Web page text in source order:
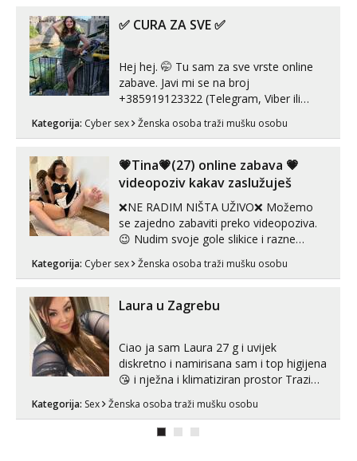
✅ CURA ZA SVE ✅
Hej hej. 🤭 Tu sam za sve vrste online
zabave. Javi mi se na broj
+385919123322 (Telegram, Viber ili
Whatsapp). 🤙 NE javljaj se na uzivo.
Hvala.
Kategorija: Cyber sex Ženska osoba traži mušku osobu
💗Tina💗(27) online zabava 💗
videopoziv kakav zaslužuješ
❌NE RADIM NIŠTA UŽIVO❌ Možemo
se zajedno zabaviti preko videopoziva.
😉 Nudim svoje gole slikice i razne
videouradke. 🤩 Za online zabavu pošalji
poruku na Whatsapp, Telegram ili Viber.
autentičnosti možeš me vidjeti na
Kategorija: Cyber sex Ženska osoba traži mušku osobu
Laura u Zagrebu
Ciao ja sam Laura 27 g i uvijek
diskretno i namirisana sam i top higijena
😘 i nježna i klimatiziran prostor Trazim
Pusenje i gutanje sperme Erotsko rublje
imam uvijek Lizati me mozes i ljubiti po
Kategorija: Sex Ženska osoba traži mušku osobu